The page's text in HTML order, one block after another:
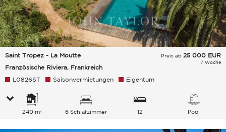
Saint Tropez - La Moutte
Französische Riviera, Frankreich
Preis ab 25 000 EUR
/ Woche
L0826ST Saisonvermietungen Eigentum
240 m² 6 Schlafzimmer
12
Pool